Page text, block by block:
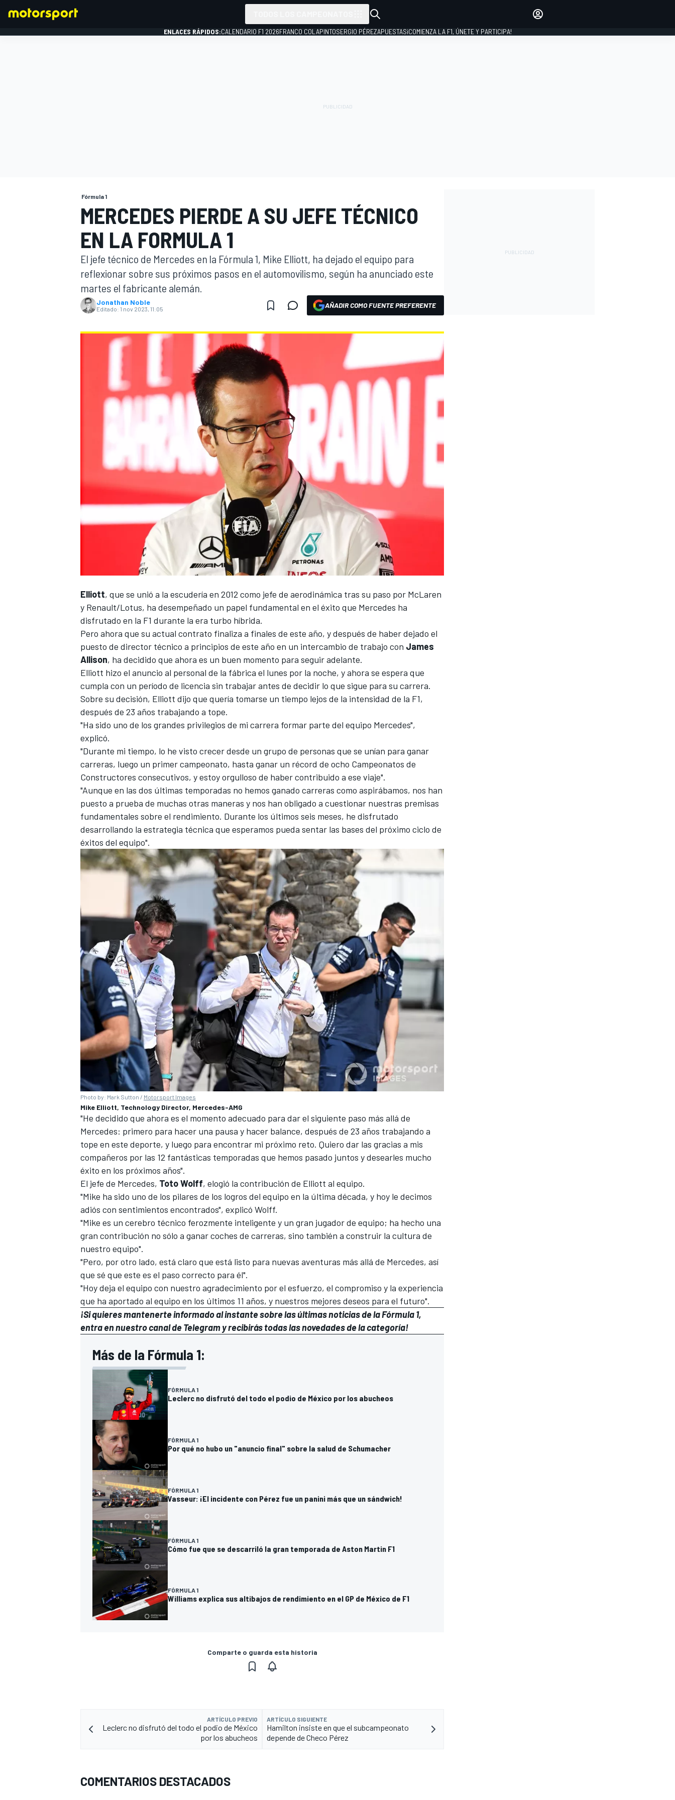
INDYCAR
FÓRMULA E
WRC
MÁS CATEGORÍAS
INICIAR SESIÓN
ENLACES RÁPIDOS:CALENDARIO F1 2026FRANCO COLAPINTOSERGIO PÉREZAPUESTAS¡COMIENZA LA F1, ÚNETE Y PARTICIPA!
Fórmula 1
MERCEDES PIERDE A SU JEFE TÉCNICO
EN LA FORMULA 1
El jefe técnico de Mercedes en la Fórmula 1, Mike Elliott, ha dejado el equipo para
reflexionar sobre sus próximos pasos en el automovilismo, según ha anunciado este
martes el fabricante alemán.
Jonathan Noble
Editado: 1 nov 2023, 11:05 AÑADIR COMO FUENTE PREFERENTE
Elliott, que se unió a la escudería en 2012 como jefe de aerodinámica tras su paso por McLaren
y Renault/Lotus, ha desempeñado un papel fundamental en el éxito que Mercedes ha
disfrutado en la F1 durante la era turbo híbrida.
Pero ahora que su actual contrato finaliza a finales de este año, y después de haber dejado el
puesto de director técnico a principios de este año en un intercambio de trabajo con James
Allison, ha decidido que ahora es un buen momento para seguir adelante.
Elliott hizo el anuncio al personal de la fábrica el lunes por la noche, y ahora se espera que
cumpla con un período de licencia sin trabajar antes de decidir lo que sigue para su carrera.
Sobre su decisión, Elliott dijo que quería tomarse un tiempo lejos de la intensidad de la F1,
después de 23 años trabajando a tope.
"Ha sido uno de los grandes privilegios de mi carrera formar parte del equipo Mercedes",
explicó.
"Durante mi tiempo, lo he visto crecer desde un grupo de personas que se unían para ganar
carreras, luego un primer campeonato, hasta ganar un récord de ocho Campeonatos de
Constructores consecutivos, y estoy orgulloso de haber contribuido a ese viaje".
"Aunque en las dos últimas temporadas no hemos ganado carreras como aspirábamos, nos han
puesto a prueba de muchas otras maneras y nos han obligado a cuestionar nuestras premisas
fundamentales sobre el rendimiento. Durante los últimos seis meses, he disfrutado
desarrollando la estrategia técnica que esperamos pueda sentar las bases del próximo ciclo de
éxitos del equipo".
Photo by: Mark Sutton / Motorsport Images
Mike Elliott, Technology Director, Mercedes-AMG
"He decidido que ahora es el momento adecuado para dar el siguiente paso más allá de
Mercedes: primero para hacer una pausa y hacer balance, después de 23 años trabajando a
tope en este deporte, y luego para encontrar mi próximo reto. Quiero dar las gracias a mis
compañeros por las 12 fantásticas temporadas que hemos pasado juntos y desearles mucho
éxito en los próximos años".
El jefe de Mercedes, Toto Wolff, elogió la contribución de Elliott al equipo.
"Mike ha sido uno de los pilares de los logros del equipo en la última década, y hoy le decimos
adiós con sentimientos encontrados", explicó Wolff.
"Mike es un cerebro técnico ferozmente inteligente y un gran jugador de equipo; ha hecho una
gran contribución no sólo a ganar coches de carreras, sino también a construir la cultura de
nuestro equipo".
"Pero, por otro lado, está claro que está listo para nuevas aventuras más allá de Mercedes, así
que sé que este es el paso correcto para él".
"Hoy deja el equipo con nuestro agradecimiento por el esfuerzo, el compromiso y la experiencia
que ha aportado al equipo en los últimos 11 años, y nuestros mejores deseos para el futuro".
¡Si quieres mantenerte informado al instante sobre las últimas noticias de la Fórmula 1,
entra ennuestro canal de Telegramy recibirás todas las novedades de la categoría!
Más de la Fórmula 1:
FÓRMULA 1
Leclerc no disfrutó del todo el podio de México por los abucheos
FÓRMULA 1
Por qué no hubo un "anuncio final" sobre la salud de Schumacher
FÓRMULA 1
Vasseur: ¡El incidente con Pérez fue un panini más que un sándwich!
FÓRMULA 1
Cómo fue que se descarriló la gran temporada de Aston Martin F1
FÓRMULA 1
Williams explica sus altibajos de rendimiento en el GP de México de F1
Comparte o guarda esta historia
ARTÍCULO PREVIO
Leclerc no disfrutó del todo el podio de México
por los abucheos
ARTÍCULO SIGUIENTE
Hamilton insiste en que el subcampeonato
depende de Checo Pérez
COMENTARIOS DESTACADOS